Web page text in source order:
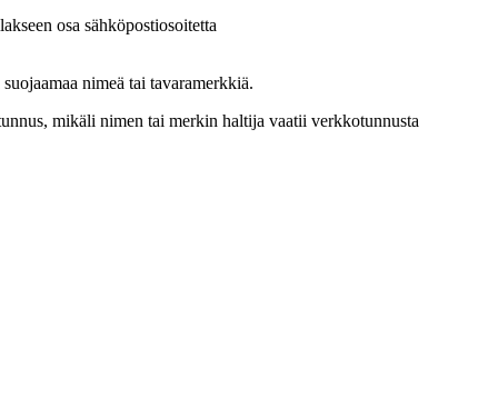
osa sähköpostiosoitetta
nimeä tai tavaramerkkiä.
mikäli nimen tai merkin haltija vaatii verkkotunnusta